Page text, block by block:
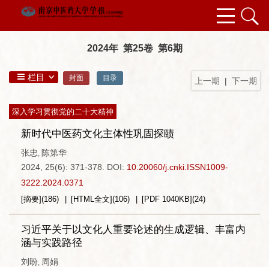
2024年 第25卷 第6期
上一期 | 下一期
栏目 封面 目录
深入学习贯彻党的二十大精神
新时代中医药文化主体性巩固探赜
张忠 , 陈第华
2024, 25(6): 371-378.
DOI: 10.20060/j.cnki.ISSN1009-
3222.2024.0371
[摘要](186) [HTML全文](106) [PDF 1040KB](24)
习近平关于以文化人重要论述的生成逻辑、丰富内
涵与实践路径
刘盼, 周娟